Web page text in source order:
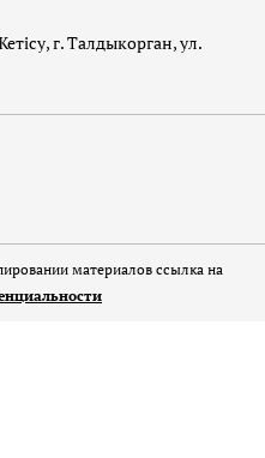
г. Талдыкорган, ул.
материалов ссылка на